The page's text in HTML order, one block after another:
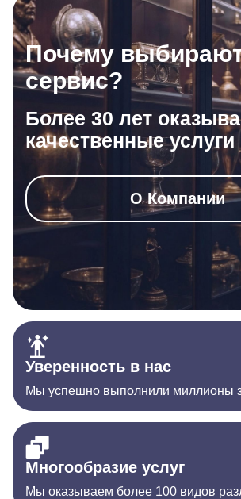
Почему
сервис?
Более 30 лет
качественные
О Компании
Уверенность в нас
Мы успешно выполнили миллионы
Многообразие услуг
Мы оказываем более 100 видов